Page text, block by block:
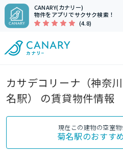
CANARY(カナリー)
物件をアプリでサクサク検索！
(4.8)
カサデコリーナ（神奈
名駅） の賃貸物件情報
現在この建物の空室
菊名駅のおすす